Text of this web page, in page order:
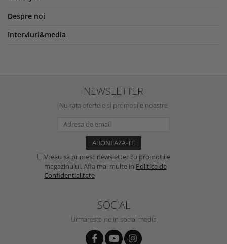
Despre noi
Interviuri&media
NEWSLETTER
Nu rata ofertele si promotiile noastre
Vreau sa primesc newsletter cu promotiile
magazinului. Afla mai multe in Politica de
Confidentialitate
SOCIAL
Urmareste-ne in social media